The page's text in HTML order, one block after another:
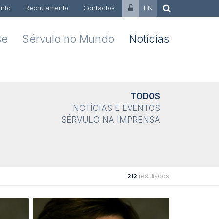
Recrutamento Contactos EN
Sérvulo no Mundo Notícias
TODOS
NOTÍCIAS E EVENTOS
SÉRVULO NA IMPRENSA
212 resultados